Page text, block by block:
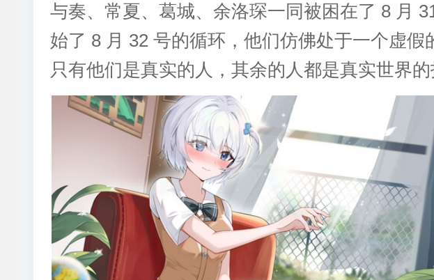
与奏、常夏、葛城、余洛琛一同被困在了 8 月
始了 8 月 32 号的循环，他们仿佛处于一个虚假
只有他们是真实的人，其余的人都是真实世界